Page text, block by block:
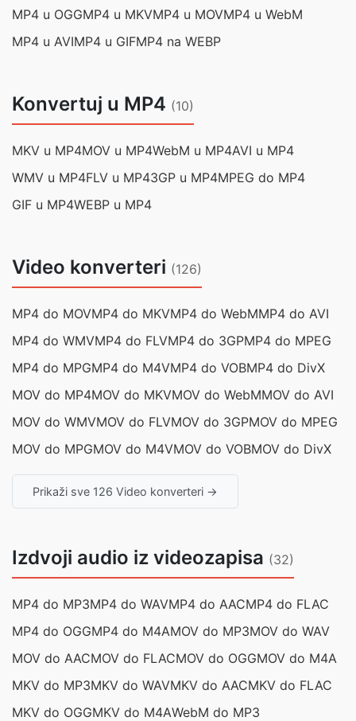
MP4 u OGGMP4 u MKVMP4 u MOVMP4 u WebM
MP4 u AVIMP4 u GIFMP4 na WEBP
Konvertuj u MP4 (10)
MKV u MP4MOV u MP4WebM u MP4AVI u MP4
WMV u MP4FLV u MP43GP u MP4MPEG do MP4
GIF u MP4WEBP u MP4
Video konverteri (126)
MP4 do MOVMP4 do MKVMP4 do WebMMP4 do AVI
MP4 do WMVMP4 do FLVMP4 do 3GPMP4 do MPEG
MP4 do MPGMP4 do M4VMP4 do VOBMP4 do DivX
MOV do MP4MOV do MKVMOV do WebMMOV do AVI
MOV do WMVMOV do FLVMOV do 3GPMOV do MPEG
MOV do MPGMOV do M4VMOV do VOBMOV do DivX
Prikaži sve 126 Video konverteri →
Izdvoji audio iz videozapisa (32)
MP4 do MP3MP4 do WAVMP4 do AACMP4 do FLAC
MP4 do OGGMP4 do M4AMOV do MP3MOV do WAV
MOV do AACMOV do FLACMOV do OGGMOV do M4A
MKV do MP3MKV do WAVMKV do AACMKV do FLAC
MKV do OGGMKV do M4AWebM do MP3